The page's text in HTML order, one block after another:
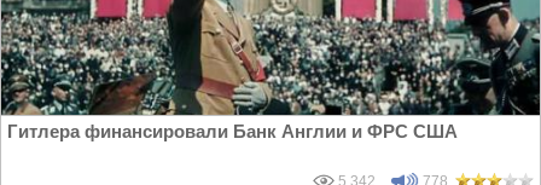
Гитлера финансировали Банк Англии и ФРС США